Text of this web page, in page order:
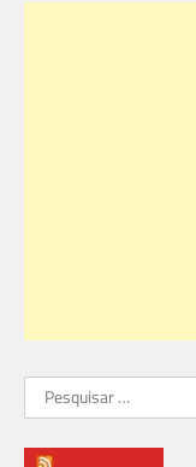
Pesquisar
por: